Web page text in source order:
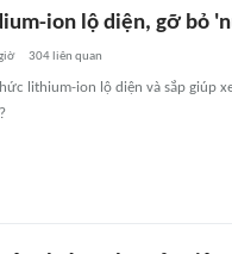
ion lộ diện, gỡ bỏ
304 liên quan
lithium-ion lộ diện và sắp giúp